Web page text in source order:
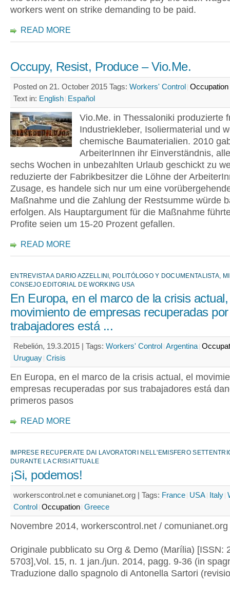
workers went on strike demanding to be paid.
READ MORE
Occupy, Resist, Produce – Vio.Me.
Posted on 21. October 2015 Tags: Workers' Control Occupation
Text in: English Español
Vio.Me. in Thessaloniki produzierte
Industriekleber, Isoliermaterial und
chemische Baumaterialien. 2010
ArbeiterInnen ihr Einverständnis,
sechs Wochen in unbezahlten Urlaub geschickt zu
reduzierte der Fabrikbesitzer die Löhne der
Zusage, es handele sich nur um eine
Maßnahme und die Zahlung der Restsumme würde
erfolgen. Als Hauptargument für die Maßnahme
Profite seien um 15-20 Prozent gefallen.
READ MORE
ENTREVISTA A DARIO AZZELLINI, POLITÓLOGO Y DOCUMENTALISTA,
CONSEJO EDITORIAL DE WORKING USA
En Europa, en el marco de la crisis
movimiento de empresas recuperadas
trabajadores está ...
Rebelión, 19.3.2015 | Tags: Workers' Control Argentina
Uruguay Crisis
En Europa, en el marco de la crisis actual, el
empresas recuperadas por sus trabajadores está
primeros pasos
READ MORE
IMPRESE RECUPERATE DAI LAVORATORI NELL'EMISFERO
DURANTE LA CRISI ATTUALE
¡Si, podemos!
workerscontrol.net e comunianet.org | Tags: France USA Italy
Control Occupation Greece
Novembre 2014, workerscontrol.net / comunianet.org
Originale pubblicato su Org & Demo (Marília) [ISSN:
5703],Vol. 15, n. 1 jan./jun. 2014, pagg. 9-36 (in
Traduzione dallo spagnolo di Antonella Sartori